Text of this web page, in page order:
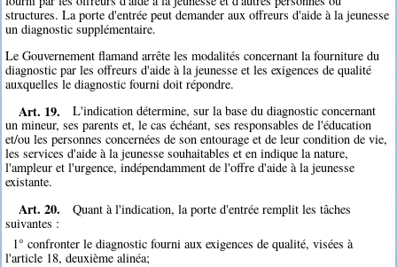
structures. La porte d'entrée peut demander aux offreurs d'aide à la jeunesse
un diagnostic supplémentaire.
Le Gouvernement flamand arrête les modalités concernant la fourniture du
diagnostic par les offreurs d'aide à la jeunesse et les exigences de qualité
auxquelles le diagnostic fourni doit répondre.
Art. 19.
L'indication détermine, sur la base du diagnostic concernant
un mineur, ses parents et, le cas échéant, ses responsables de l'éducation
et/ou les personnes concernées de son entourage et de leur condition de vie,
les services d'aide à la jeunesse souhaitables et en indique la nature,
l'ampleur et l'urgence, indépendamment de l'offre d'aide à la jeunesse
existante.
Art. 20.
Quant à l'indication, la porte d'entrée remplit les tâches
suivantes :
1° confronter le diagnostic fourni aux exigences de qualité, visées à
l'article 18, deuxième alinéa;